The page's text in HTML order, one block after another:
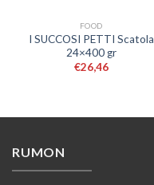
FOOD
I SUCCOSI PETTI Scatola
24×400 gr
€26,46
RUMON